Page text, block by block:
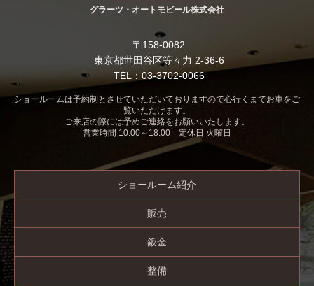
グラーツ・オートモビール株式会社
〒158-0082
東京都世田谷区等々力 2-36-6
TEL：03-3702-0066
ショールームは予約制とさせていただいておりますので心行くまでお車をご
覧いただけます。
ご来店の際には予めご連絡をお願いいたします。
営業時間 10:00～18:00 定休日 火曜日
ショールーム紹介
販売
鈑金
整備